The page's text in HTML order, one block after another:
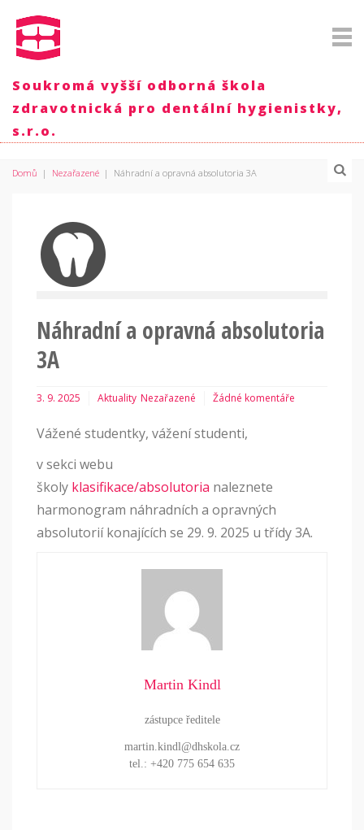
Soukromá vyšší odborná škola
zdravotnická pro dentální hygienistky,
s.r.o.
Domů | Nezařazené | Náhradní a opravná absolutoria 3A
Náhradní a opravná absolutoria
3A
3. 9. 2025 Aktuality Nezařazené Žádné komentáře
Vážené studentky, vážení studenti,
v sekci webu
školy klasifikace/absolutoria naleznete
harmonogram náhradních a opravných
absolutorií konajících se 29. 9. 2025 u třídy 3A.
Martin Kindl
zástupce ředitele
martin.kindl@dhskola.cz
tel.: +420 775 654 635